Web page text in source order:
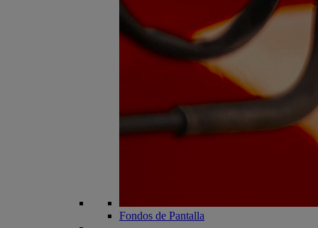
Fondos de Pantalla